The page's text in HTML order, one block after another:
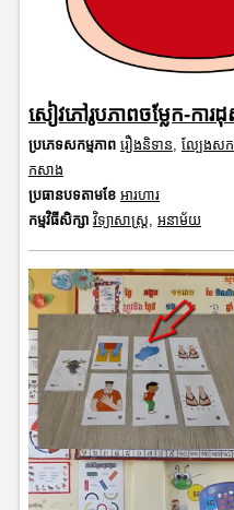
សៀវភៅរូបភាពចម្លែក-ការ
ប្រភេទសកម្មភាព រឿងនិទាន ល្បែងសក
កសាង
ប្រធានបទតាមខែ អារហារ
កម្មវិធីសិក្សា វិទ្យាសាស្រ្ត អនាម័យ